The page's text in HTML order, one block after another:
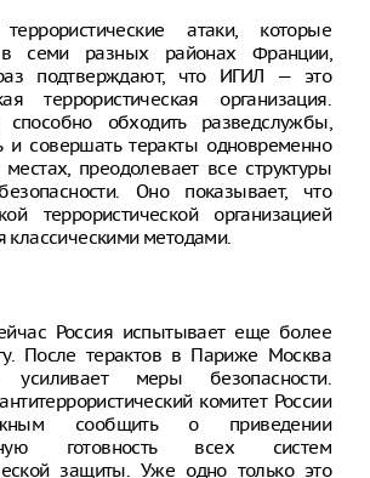
атаки, которые
семи разных районах Франции,
подтверждают, что ИГИЛ — это
террористическая организация.
обходить разведслужбы,
и совершать теракты одновременно
преодолевает все структуры
Оно показывает, что
террористической организацией
классическими методами.
Россия испытывает еще более
После терактов в Париже Москва
меры безопасности.
комитет России
сообщить о приведении
готовность всех систем
защиты. Уже одно только это